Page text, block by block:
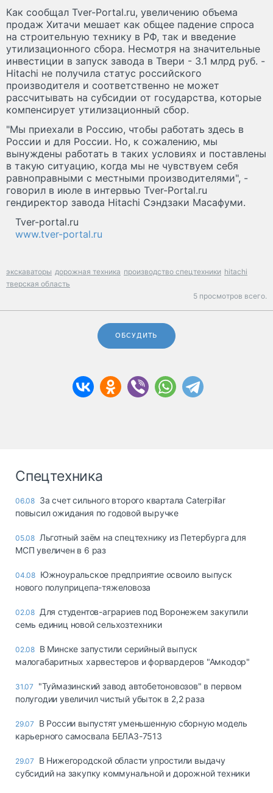
Как сообщал Tver-Portal.ru, увеличению объема
продаж Хитачи мешает как общее падение спроса
на строительную технику в РФ, так и введение
утилизационного сбора. Несмотря на значительные
инвестиции в запуск завода в Твери - 3.1 млрд руб. -
Hitachi не получила статус российского
производителя и соответственно не может
рассчитывать на субсидии от государства, которые
компенсирует утилизационный сбор.
"Мы приехали в Россию, чтобы работать здесь в
России и для России. Но, к сожалению, мы
вынуждены работать в таких условиях и поставлены
в такую ситуацию, когда мы не чувствуем себя
равноправными с местными производителями", -
говорил в июле в интервью Tver-Portal.ru
гендиректор завода Hitachi Сэндзаки Масафуми.
Tver-portal.ru
www.tver-portal.ru
экскаваторы дорожная техника производство спецтехники hitachi
тверская область
5 просмотров всего.
ОБСУДИТЬ
Спецтехника
06.08 За счет сильного второго квартала Caterpillar
повысил ожидания по годовой выручке
05.08 Льготный заём на спецтехнику из Петербурга для
МСП увеличен в 6 раз
04.08 Южноуральское предприятие освоило выпуск
нового полуприцепа-тяжеловоза
02.08 Для студентов-аграриев под Воронежем закупили
семь единиц новой сельхозтехники
02.08 В Минске запустили серийный выпуск
малогабаритных харвестеров и форвардеров "Амкодор"
31.07
"Туймазинский завод автобетоновозов" в первом
полугодии увеличил чистый убыток в 2,2 раза
29.07
В России выпустят уменьшенную сборную модель
карьерного самосвала БЕЛАЗ-7513
29.07
В Нижегородской области упростили выдачу
субсидий на закупку коммунальной и дорожной техники